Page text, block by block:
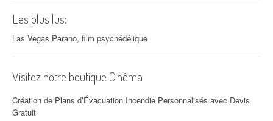
Les plus lus:
Las Vegas Parano, film psychédélique
Visitez notre boutique Cinéma
Création de Plans d’Évacuation Incendie Personnalisés avec Devis
Gratuit